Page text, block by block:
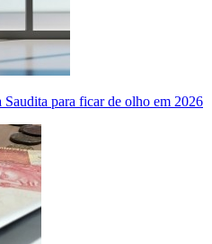
para ficar de olho em 2026